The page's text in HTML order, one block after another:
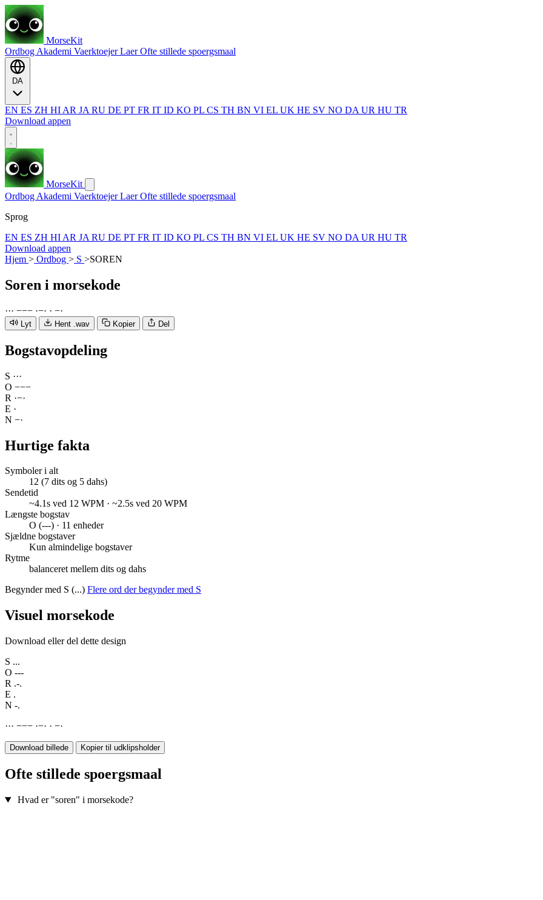
MorseKit
Ordbog Akademi VaerktoejerLaerOfte stillede spoergsmaal
EN ES ZH HI AR JA RU DE PT FR IT ID KO PL CS TH BN VI EL UK HE SV NO DA UR HU TR
Download appen
MorseKit
Ordbog Akademi VaerktoejerLaerOfte stillede spoergsmaal
Sprog
EN ES ZH HI AR JA RU DE PT FR IT ID KO PL CS TH BN VI EL UK HE SV NO DA UR HU TR
Download appen
Hjem > Ordbog > S >SOREN
Soren i morsekode
··· −−− ·−· · −·
Lyt Hent .wav Kopier Del
Bogstavopdeling
S ···
O −−−
R ·−·
E ·
N −·
Hurtige fakta
Symboler i alt
12 (7 dits og 5 dahs)
Sendetid
~4.1s ved 12 WPM · ~2.5s ved 20 WPM
Længste bogstav
O (---) · 11 enheder
Sjældne bogstaver
Kun almindelige bogstaver
Rytme
balanceret mellem dits og dahs
Begynder med S (...) Flere ord der begynder med S
Visuel morsekode
Download eller del dette design
S ...
O ---
R .-.
E .
N -.
··· −−− ·−· · −·
Download billede Kopier til udklipsholder
Ofte stillede spoergsmaal
Hvad er "soren" i morsekode?